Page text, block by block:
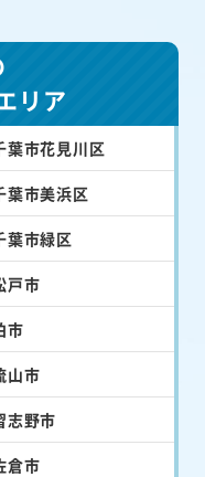
リア
葉市花見川区
葉市美浜区
葉市緑区
戸市
市
山市
志野市
倉市